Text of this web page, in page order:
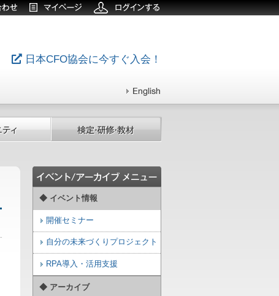
日本CFO協会に今すぐ入会！
◆ イベント情報
開催セミナー
自分の未来づくりプロジェクト
RPA導入・活用支援
◆ アーカイブ